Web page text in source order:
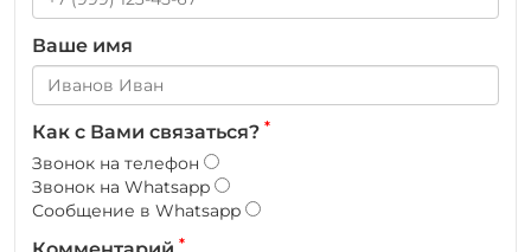
Ваше имя
Как с Вами связаться? *
Звонок на телефон
Звонок на Whatsapp
Сообщение в Whatsapp
*